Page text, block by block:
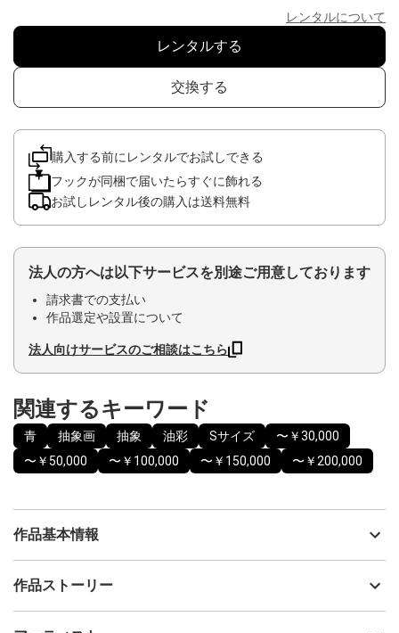
レンタルについて
レンタルする
交換する
購入する前にレンタルでお試しできる
フックが同梱で届いたらすぐに飾れる
お試しレンタル後の購入は送料無料
法人の方へは以下サービスを別途ご用意しております
請求書での支払い
作品選定や設置について
法人向けサービスのご相談はこちら
関連するキーワード
青 抽象画 抽象 油彩 Sサイズ
〜￥30,000
〜￥50,000
〜￥100,000 〜￥150,000 〜￥200,000
作品基本情報
出品者
制作年
作品ストーリー